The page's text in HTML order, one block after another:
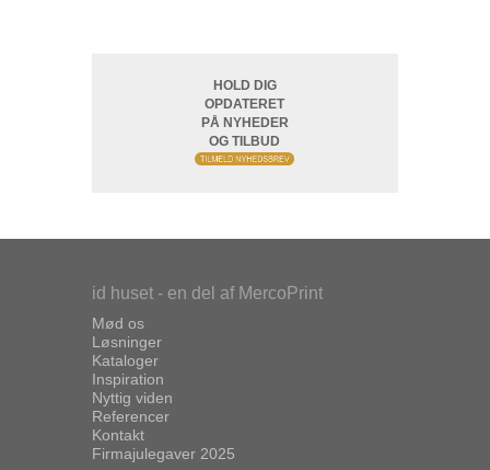
HOLD DIG
OPDATERET
PÅ NYHEDER
OG TILBUD
id huset - en del af MercoPrint
Mød os
Løsninger
Kataloger
Inspiration
Nyttig viden
Referencer
Kontakt
Firmajulegaver 2025